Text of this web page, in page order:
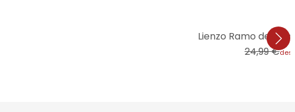
Lienzo Ramo de
24,99 €